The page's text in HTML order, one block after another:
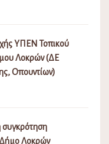
ΥΠΕΝ Τοπικού
Λοκρών (ΔΕ
Οπουντίων)
Λοκρών